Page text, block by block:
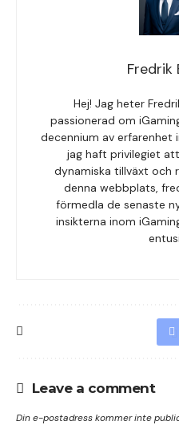
Fredrik
Hej! Jag heter
passionerad om
decennium av erfarenhet
jag haft privilegiet
dynamiska tillväxt och
denna webbplats,
förmedla de senaste
insikterna inom
Leave a comment
Din e-postadress kommer inte